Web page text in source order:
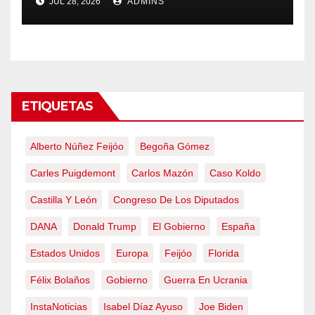
obliga a declarar la
emergencia nacional
ETIQUETAS
Alberto Núñez Feijóo Begoña Gómez
Carles Puigdemont Carlos Mazón Caso Koldo
Castilla Y León Congreso De Los Diputados
DANA Donald Trump El Gobierno España
Estados Unidos Europa Feijóo Florida
Félix Bolaños Gobierno Guerra En Ucrania
InstaNoticias Isabel Díaz Ayuso Joe Biden